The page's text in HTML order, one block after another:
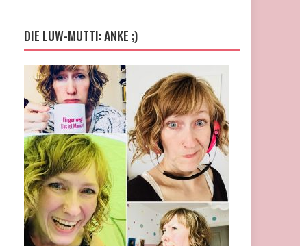
DIE LUW-MUTTI: ANKE ;)